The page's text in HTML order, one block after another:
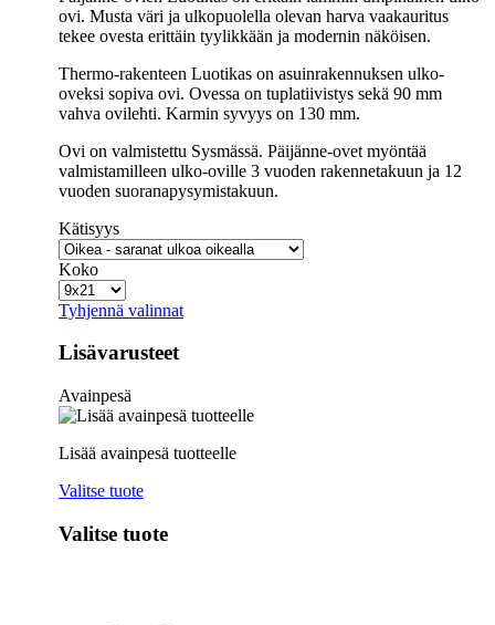
ovi. Musta väri ja ulkopuolella olevan harva vaakauritus
tekee ovesta erittäin tyylikkään ja modernin näköisen.
Thermo-rakenteen Luotikas on asuinrakennuksen ulko-
oveksi sopiva ovi. Ovessa on tuplatiivistys sekä 90 mm
vahva ovilehti. Karmin syvyys on 130 mm.
Ovi on valmistettu Sysmässä. Päijänne-ovet myöntää
valmistamilleen ulko-oville 3 vuoden rakennetakuun ja 12
vuoden suoranapysymistakuun.
Kätisyys
Koko
Tyhjennä valinnat
Lisävarusteet
Avainpesä
Lisää avainpesä tuotteelle
Valitse tuote
Valitse tuote